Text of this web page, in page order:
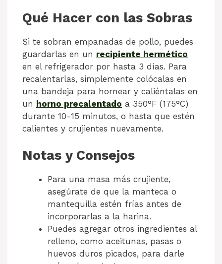
Qué Hacer con las Sobras
Si te sobran empanadas de pollo, puedes
guardarlas en un recipiente hermético
en el refrigerador por hasta 3 días. Para
recalentarlas, simplemente colócalas en
una bandeja para hornear y caliéntalas en
un horno precalentado a 350°F (175°C)
durante 10-15 minutos, o hasta que estén
calientes y crujientes nuevamente.
Notas y Consejos
Para una masa más crujiente,
asegúrate de que la manteca o
mantequilla estén frías antes de
incorporarlas a la harina.
Puedes agregar otros ingredientes al
relleno, como aceitunas, pasas o
huevos duros picados, para darle